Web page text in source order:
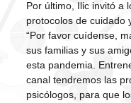
Por último, Ilic invitó a
protocolos de cuidado
“Por favor cuídense,
sus familias y sus
esta pandemia.
canal tendremos las
psicólogos, para que